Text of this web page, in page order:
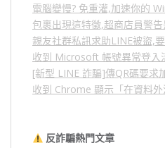
電腦變慢? 免重灌,加速你的
包裹出現這特徵,超商店員警告
親友社群私訊求助LINE被盜,
收到 Microsoft 帳號異常登入
[新型 LINE 詐騙]傳QR碼要求
收到 Chrome 顯示「在資料
反詐騙熱門文章